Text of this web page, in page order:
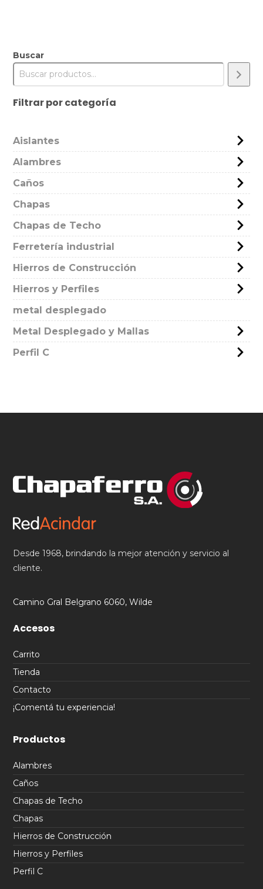
Buscar
Filtrar por categoría
Aislantes
Alambres
Caños
Chapas
Chapas de Techo
Ferretería industrial
Hierros de Construcción
Hierros y Perfiles
metal desplegado
Metal Desplegado y Mallas
Perfil C
Desde 1968, brindando la mejor atención y servicio al
cliente.
Camino Gral Belgrano 6060, Wilde
Accesos
Carrito
Tienda
Contacto
¡Comentá tu experiencia!
Productos
Alambres
Caños
Chapas de Techo
Chapas
Hierros de Construcción
Hierros y Perfiles
Perfil C